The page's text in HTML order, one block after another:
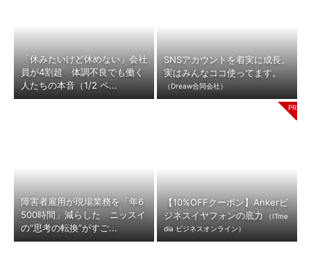
「休みたいけど休めない」会社
員が4割超 体調不良でも働く
人たちの本音（1/2 ペ...
SNSアカウントを着実に成長。
実はみんなココ使ってます。
（Dreaw合同会社）
障害者雇用が現場業務を「年6
500時間」減らした ニッスイ
の“思考の転換”がすご...
【10%OFFクーポン】Ankerビ
ジネスイヤフォンの底力
（ITme
dia ビジネスオンライン）